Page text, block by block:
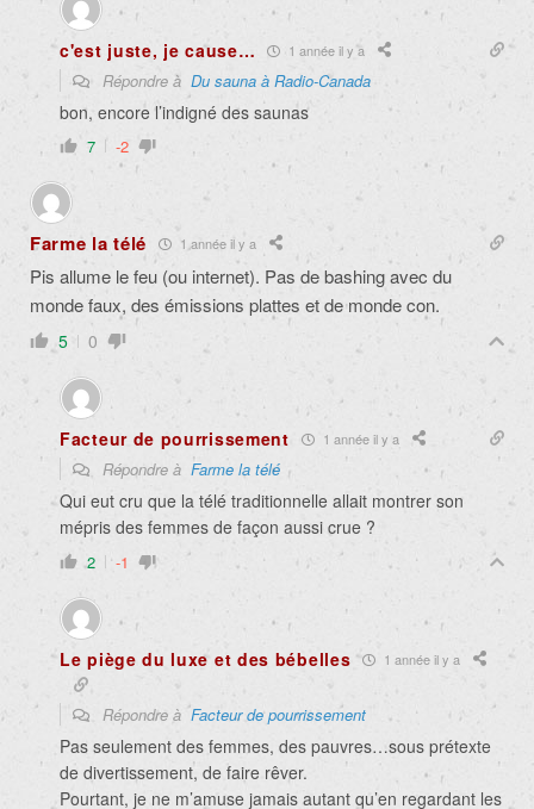
c'est juste, je cause… 1 année il y a
Répondre à Du sauna à Radio-Canada
bon, encore l’indigné des saunas
7 -2
Farme la télé 1 année il y a
Pis allume le feu (ou internet). Pas de bashing avec du
monde faux, des émissions plattes et de monde con.
5 0
Facteur de pourrissement 1 année il y a
Répondre à Farme la télé
Qui eut cru que la télé traditionnelle allait montrer son
mépris des femmes de façon aussi crue ?
2 -1
Le piège du luxe et des bébelles 1 année il y a
Répondre àFacteur de pourrissement
Pas seulement des femmes, des pauvres…sous prétexte
de divertissement, de faire rêver.
Pourtant, je ne m’amuse jamais autant qu’en regardant les